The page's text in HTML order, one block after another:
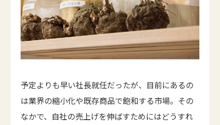
予定よりも早い社長就任だったが、目前にあるの
は業界の縮小化や既存商品で飽和する市場。その
なかで、自社の売上げを伸ばすためにはどうすれ